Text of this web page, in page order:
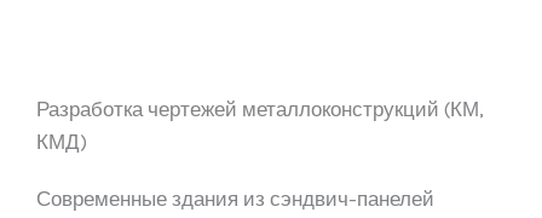
Разработка чертежей металлоконструкций (КМ,
КМД)
Современные здания из сэндвич-панелей